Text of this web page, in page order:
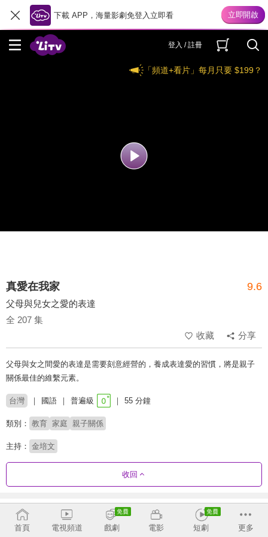
下載 APP，海量影劇免登入立即看
登入 / 註冊
「頻道+看片」每月只要 $199？
真愛在我家 9.6
父母與兒女之愛的表達
全 207 集
收藏
分享
父母與女之間愛的表達是需要刻意經營的，養成表達愛的習慣，將是親子
關係最佳的維繫元素。
台灣 國語 普遍級 55 分鐘
類別： 教育 家庭 親子關係
主持： 金培文
收回
劇集列表 反序
2020
首頁 電視頻道 戲劇 電影 短劇 更多